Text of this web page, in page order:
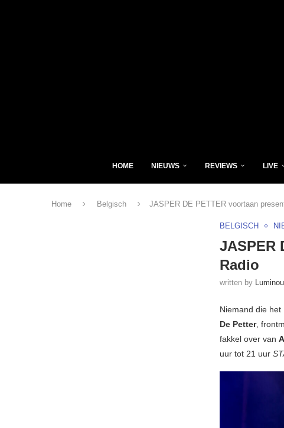
HOME NIEUWS REVIEWS LIVE
Home Belgisch JASPER DE PETTER voortaan
BELGISCH
JASPER
Radio
written by
Niemand die
De Petter,
fakkel over van
uur tot 21 uur